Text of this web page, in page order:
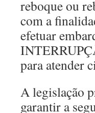
reboque ou
com a
efetuar
para atender
A legislação
garantir a